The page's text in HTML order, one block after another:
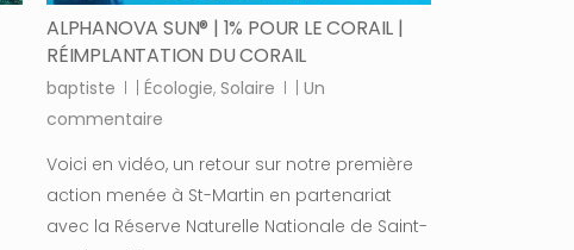
ALPHANOVA SUN® | 1% POUR LE CORAIL |
RÉIMPLANTATION DU CORAIL
baptiste |Écologie,Solaire |Un
commentaire
Voici en vidéo, un retour sur notre première
action menée à St-Martin en partenariat
avec la Réserve Naturelle Nationale de Saint-